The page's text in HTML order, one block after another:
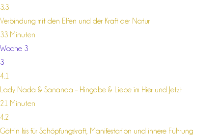
3.3
Verbindung mit den Elfen und der Kraft der Natur
33 Minuten
Woche 3
3
4.1
Lady Nada & Sananda – Hingabe & Liebe im Hier und Jetzt
21 Minuten
4.2
Göttin Isis für Schöpfungskraft, Manifestation und innere Führung